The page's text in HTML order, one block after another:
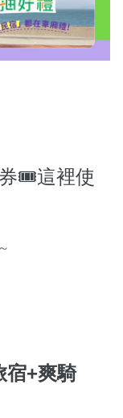
🎟️這裡使
宿+爽騎